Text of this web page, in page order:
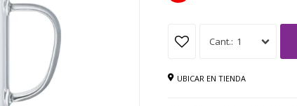
1
UBICAR EN TIENDA